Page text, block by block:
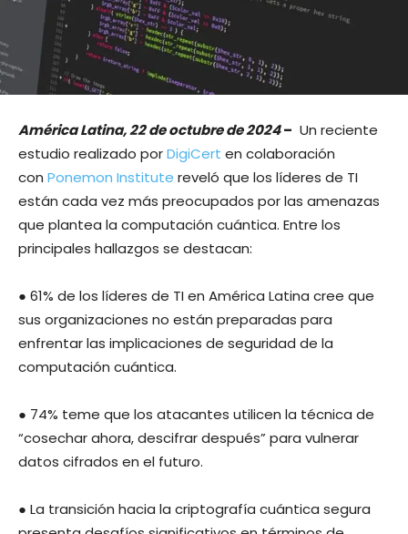
América Latina, 22 de octubre de 2024– Un reciente
estudio realizado porDigiCert en colaboración
con Ponemon Institute reveló que los líderes de TI
están cada vez más preocupados por las amenazas
que plantea la computación cuántica. Entre los
principales hallazgos se destacan:
● 61% de los líderes de TI en América Latina cree que
sus organizaciones no están preparadas para
enfrentar las implicaciones de seguridad de la
computación cuántica.
● 74% teme que los atacantes utilicen la técnica de
“cosechar ahora, descifrar después” para vulnerar
datos cifrados en el futuro.
● La transición hacia la criptografía cuántica segura